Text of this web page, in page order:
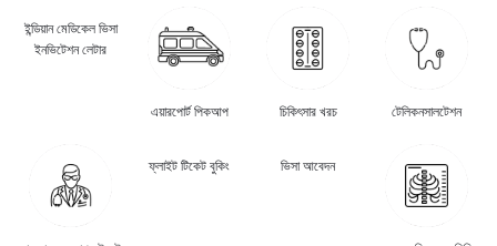
ইন্ডিয়ান মেডিকেল ভিসা
ইনভিটেশন লেটার
এয়ারপোর্ট পিকআপ চিকিৎসার খরচ টেলিকনসালটেশন
ফ্লাইট টিকেট বুকিং ভিসা আবেদন